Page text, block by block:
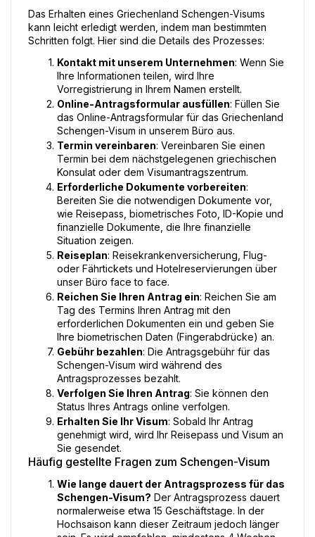
Das Erhalten eines Griechenland Schengen-Visums
kann leicht erledigt werden, indem man bestimmten
Schritten folgt. Hier sind die Details des Prozesses:
Kontakt mit unserem Unternehmen: Wenn Sie
Ihre Informationen teilen, wird Ihre
Vorregistrierung in Ihrem Namen erstellt.
Online-Antragsformular ausfüllen: Füllen Sie
das Online-Antragsformular für das Griechenland
Schengen-Visum in unserem Büro aus.
Termin vereinbaren: Vereinbaren Sie einen
Termin bei dem nächstgelegenen griechischen
Konsulat oder dem Visumantragszentrum.
Erforderliche Dokumente vorbereiten:
Bereiten Sie die notwendigen Dokumente vor,
wie Reisepass, biometrisches Foto, ID-Kopie und
finanzielle Dokumente, die Ihre finanzielle
Situation zeigen.
Reiseplan: Reisekrankenversicherung, Flug-
oder Fährtickets und Hotelreservierungen über
unser Büro face to face.
Reichen Sie Ihren Antrag ein: Reichen Sie am
Tag des Termins Ihren Antrag mit den
erforderlichen Dokumenten ein und geben Sie
Ihre biometrischen Daten (Fingerabdrücke) an.
Gebühr bezahlen: Die Antragsgebühr für das
Schengen-Visum wird während des
Antragsprozesses bezahlt.
Verfolgen Sie Ihren Antrag: Sie können den
Status Ihres Antrags online verfolgen.
Erhalten Sie Ihr Visum: Sobald Ihr Antrag
genehmigt wird, wird Ihr Reisepass und Visum an
Sie gesendet.
Häufig gestellte Fragen zum Schengen-Visum
Wie lange dauert der Antragsprozess für das
Schengen-Visum? Der Antragsprozess dauert
normalerweise etwa 15 Geschäftstage. In der
Hochsaison kann dieser Zeitraum jedoch länger